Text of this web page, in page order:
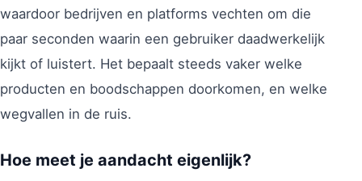
waardoor bedrijven en platforms vechten om die
paar seconden waarin een gebruiker daadwerkelijk
kijkt of luistert. Het bepaalt steeds vaker welke
producten en boodschappen doorkomen, en welke
wegvallen in de ruis.
Hoe meet je aandacht eigenlijk?